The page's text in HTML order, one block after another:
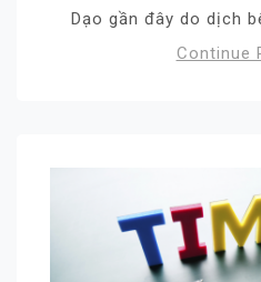
Dạo gần đây do dịch
Continue